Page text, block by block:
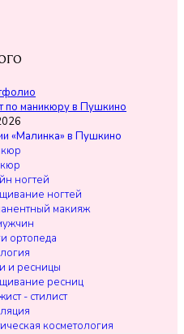
по маникюру в Пушкино
«Малинка» в Пушкино
ногтей
ногтей
макияж
ортопеда
и ресницы
ресниц
- стилист
косметология